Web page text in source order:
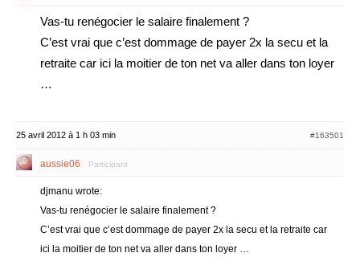
Vas-tu renégocier le salaire finalement ?
C’est vrai que c’est dommage de payer 2x la secu et la
retraite car ici la moitier de ton net va aller dans ton loyer
…
25 avril 2012 à 1 h 03 min #163501
aussie06 Participant
djmanu wrote:
Vas-tu renégocier le salaire finalement ?
C’est vrai que c’est dommage de payer 2x la secu et la retraite car
ici la moitier de ton net va aller dans ton loyer …